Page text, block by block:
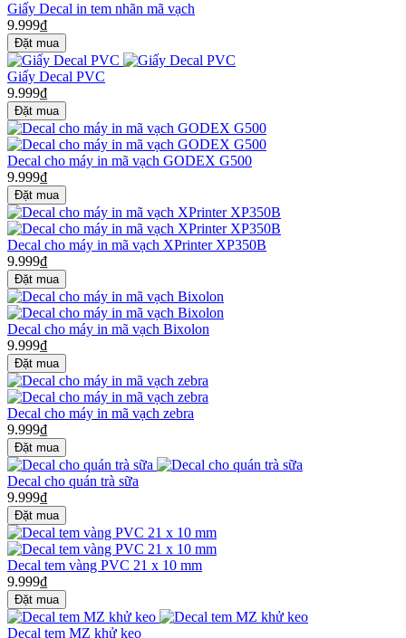
Giấy Decal in tem nhãn mã vạch
9.999₫
Giấy Decal PVC
9.999₫
Decal cho máy in mã vạch GODEX G500
9.999₫
Decal cho máy in mã vạch XPrinter XP350B
9.999₫
Decal cho máy in mã vạch Bixolon
9.999₫
Decal cho máy in mã vạch zebra
9.999₫
Decal cho quán trà sữa
9.999₫
Decal tem vàng PVC 21 x 10 mm
9.999₫
Decal tem MZ khử keo